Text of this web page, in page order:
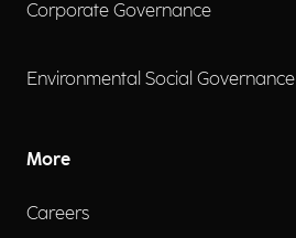
Corporate Governance
Environmental Social Governance
More
Careers